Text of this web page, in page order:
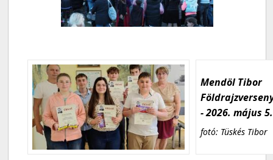
Mendöl Tibor
- 2026. május 5.
fotó: Tüskés Tibor